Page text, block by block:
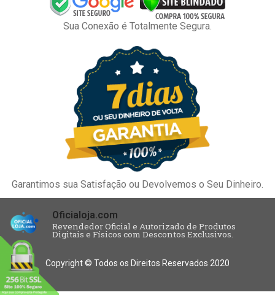
Sua Conexão é Totalmente Segura.
Garantimos sua Satisfação ou Devolvemos o Seu Dinheiro.
Oficialoja.com
Revendedor Oficial e Autorizado de Produtos
Digitais e Físicos com Descontos Exclusivos.
Copyright © Todos os Direitos Reservados 2020